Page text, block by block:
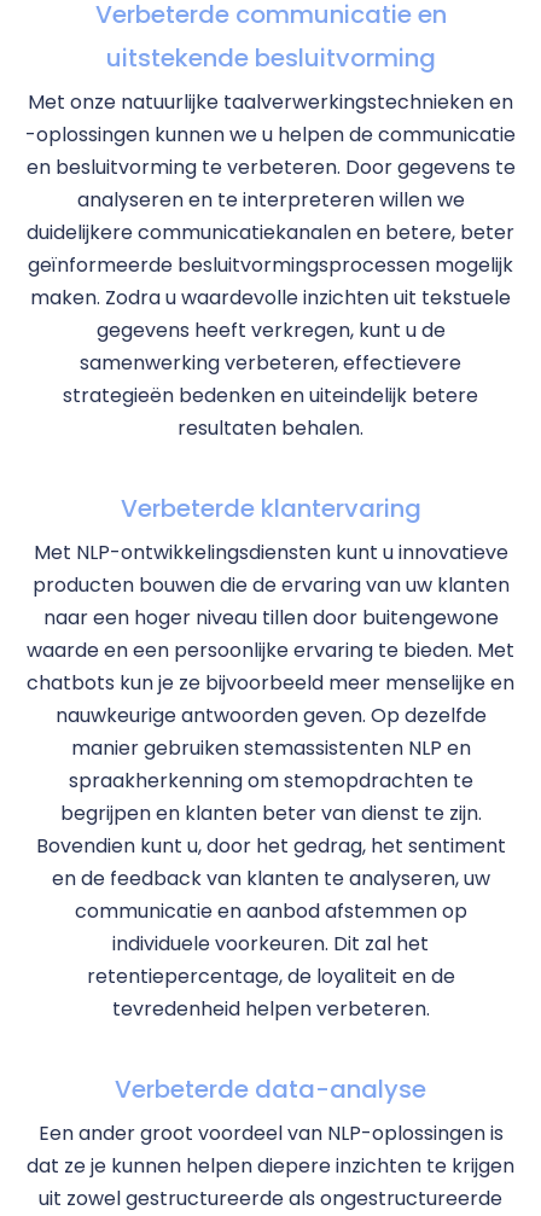
Verbeterde communicatie en
uitstekende besluitvorming
Met onze natuurlijke taalverwerkingstechnieken en
-oplossingen kunnen we u helpen de communicatie
en besluitvorming te verbeteren. Door gegevens te
analyseren en te interpreteren willen we
duidelijkere communicatiekanalen en betere, beter
geïnformeerde besluitvormingsprocessen mogelijk
maken. Zodra u waardevolle inzichten uit tekstuele
gegevens heeft verkregen, kunt u de
samenwerking verbeteren, effectievere
strategieën bedenken en uiteindelijk betere
resultaten behalen.
Verbeterde klantervaring
Met NLP-ontwikkelingsdiensten kunt u innovatieve
producten bouwen die de ervaring van uw klanten
naar een hoger niveau tillen door buitengewone
waarde en een persoonlijke ervaring te bieden. Met
chatbots kun je ze bijvoorbeeld meer menselijke en
nauwkeurige antwoorden geven. Op dezelfde
manier gebruiken stemassistenten NLP en
spraakherkenning om stemopdrachten te
begrijpen en klanten beter van dienst te zijn.
Bovendien kunt u, door het gedrag, het sentiment
en de feedback van klanten te analyseren, uw
communicatie en aanbod afstemmen op
individuele voorkeuren. Dit zal het
retentiepercentage, de loyaliteit en de
tevredenheid helpen verbeteren.
Verbeterde data-analyse
Een ander groot voordeel van NLP-oplossingen is
dat ze je kunnen helpen diepere inzichten te krijgen
uit zowel gestructureerde als ongestructureerde